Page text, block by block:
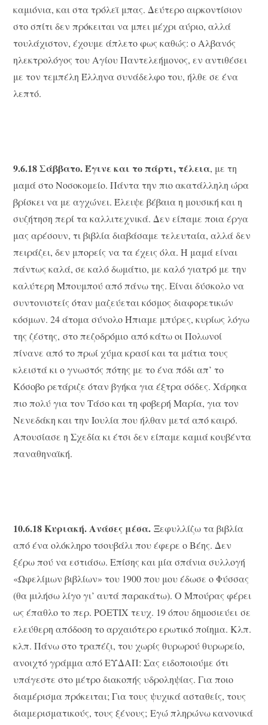
καμιόνια, και στα τρόλεϊ μπας. Δεύτερο αιρκοντίσιον
στο σπίτι δεν πρόκειται να μπει μέχρι αύριο, αλλά
τουλάχιστον, έχουμε άπλετο φως καθώς: ο Αλβανός
ηλεκτρολόγος του Αγίου Παντελεήμονος, εν αντιθέσει
με τον τεμπέλη Έλληνα συνάδελφο του, ήλθε σε ένα
λεπτό.
9.6.18 Σάββατο. Έγινε και το πάρτι, τέλεια, με τη
μαμά στο Νοσοκομείο. Πάντα την πιο ακατάλληλη ώρα
βρίσκει να με αγχώνει. Έλειψε βέβαια η μουσική και η
συζήτηση περί τα καλλιτεχνικά. Δεν είπαμε ποια έργα
μας αρέσουν, τι βιβλία διαβάσαμε τελευταία, αλλά δεν
πειράζει, δεν μπορείς να τα έχεις όλα. Η μαμά είναι
πάντως καλά, σε καλό δωμάτιο, με καλό γιατρό με την
καλύτερη Μπουμπού από πάνω της. Είναι δύσκολο να
συντονιστείς όταν μαζεύεται κόσμος διαφορετικών
κόσμων. 24 άτομα σύνολο Ήπιαμε μπύρες, κυρίως λόγω
της ζέστης, στο πεζοδρόμιο από κάτω οι Πολωνοί
πίνανε από το πρωί χύμα κρασί και τα μάτια τους
κλειστά κι ο γνωστός πότης με το ένα πόδι απ’ το
Κόσοβο ρετάριζε όταν βγήκα για έξτρα σόδες. Χάρηκα
πιο πολύ για τον Τάσο και τη φοβερή Μαρία, για τον
Νενεδάκη και την Ιουλία που ήλθαν μετά από καιρό.
Απουσίασε η Σχεδία κι έτσι δεν είπαμε καμιά κουβέντα
παναθηναϊκή.
10.6.18 Κυριακή. Ανάσες μέσα.Ξεφυλλίζω τα βιβλία
από ένα ολόκληρο τσουβάλι που έφερε ο Βέης. Δεν
ξέρω πού να εστιάσω. Επίσης και μία σπάνια συλλογή
«Ωφελίμων βιβλίων» του 1900 που μου έδωσε ο Φύσσας
(θα μιλήσω λίγο γι’ αυτά παρακάτω). Ο Μπούρας φέρει
ως έπαθλο το περ. POETIX τευχ. 19 όπου δημοσιεύει σε
ελεύθερη απόδοση το αρχαιότερο ερωτικό ποίημα. Κλπ.
κλπ. Πάνω στο τραπέζι, του χωρίς θυρωρού θυρωρείο,
ανοιχτό γράμμα από ΕΥΔΑΠ: Σας ειδοποιούμε ότι
υπάγεστε στο μέτρο διακοπής υδροληψίας. Για ποιο
διαμέρισμα πρόκειται; Για τους ψυχικά ασταθείς, τους
διαμερισματικούς, τους ξένους; Εγώ πληρώνω κανονικά